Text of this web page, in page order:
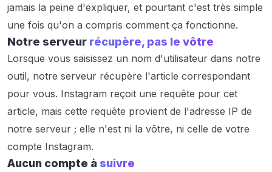
jamais la peine d'expliquer, et pourtant c'est très simple
une fois qu'on a compris comment ça fonctionne.
Notre serveur récupère, pas le vôtre
Lorsque vous saisissez un nom d'utilisateur dans notre
outil, notre serveur récupère l'article correspondant
pour vous. Instagram reçoit une requête pour cet
article, mais cette requête provient de l'adresse IP de
notre serveur ; elle n'est ni la vôtre, ni celle de votre
compte Instagram.
Aucun compte à suivre